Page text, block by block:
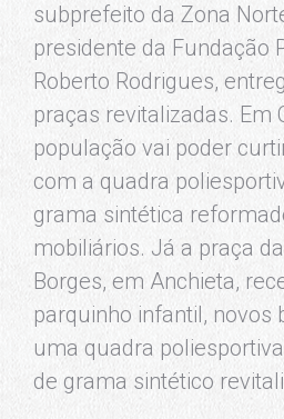
subprefeito da Zona
presidente da Fundação
Roberto Rodrigues,
praças revitalizadas. Em
população vai poder
com a quadra
grama sintética
mobiliários. Já a praça
Borges, em Anchieta,
parquinho infantil, novos
uma quadra
de grama sintético